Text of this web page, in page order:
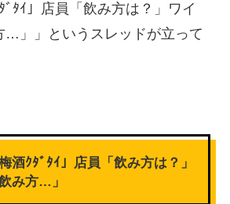
ﾞﾀｲ」店員「飲み方は？」ワイ
…」」というスレッドが立って
酒ｸﾀﾞﾀｲ」店員「飲み方は？」
み方…」